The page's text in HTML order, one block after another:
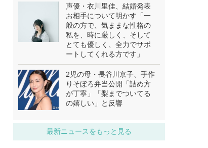
声優・衣川里佳、結婚発表
お相手について明かす「一
般の方で、気ままな性格の
私を、時に厳しく、そして
とても優しく、全力でサポ
ートしてくれる方です」
2児の母・長谷川京子、手作
りそぼろ弁当公開「詰め方
が丁寧」「梨までついてる
の嬉しい」と反響
最新ニュースをもっと見る